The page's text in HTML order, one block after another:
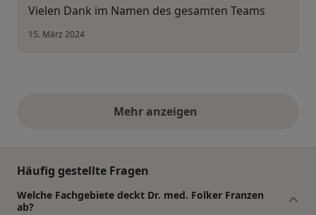
Vielen Dank im Namen des gesamten Teams
15. März 2024
Mehr anzeigenobige Stellungnahmen
Häufig gestellte Fragen
Welche Fachgebiete deckt Dr. med. Folker Franzen
ab?